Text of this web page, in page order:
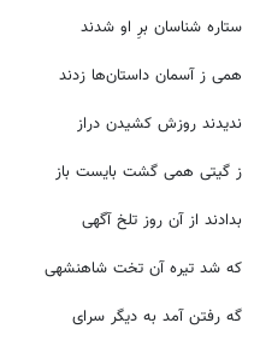
ستاره شناسان برِ او شدند
همی ز آسمان داستان‌ها زدند
ندیدند روزش کشیدن دراز
ز گیتی همی گشت بایست باز
بدادند از آن روز تلخ آگهی
که شد تیره آن تخت شاهنشهی
گه رفتن آمد به دیگر سرای